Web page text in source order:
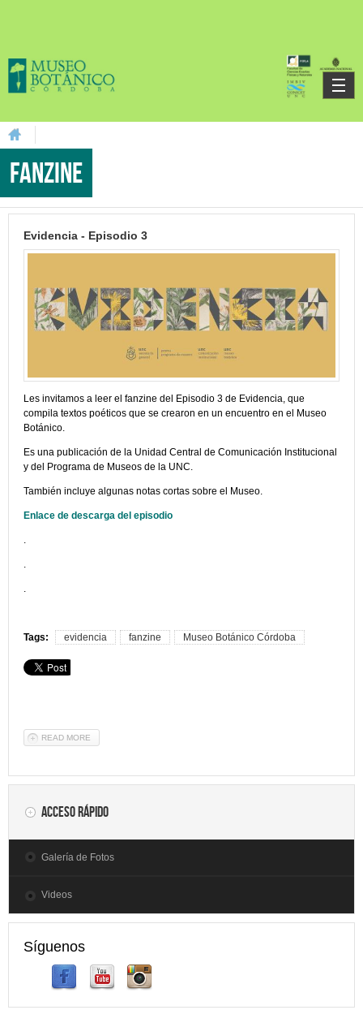
You are here
fanzine
Evidencia - Episodio 3
Les invitamos a leer el fanzine del Episodio 3 de Evidencia, que
compila textos poéticos que se crearon en un encuentro en el Museo
Botánico.
Es una publicación de la Unidad Central de Comunicación Institucional
y del Programa de Museos de la UNC.
También incluye algunas notas cortas sobre el Museo.
Enlace de descarga del episodio
.
.
.
Tags: evidencia fanzine Museo Botánico Córdoba
READ MORE
Acceso rápido
Galería de Fotos
Videos
Síguenos